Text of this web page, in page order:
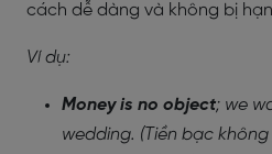
cách dễ dàng và không bị
Ví dụ:
Money is no object; we
wedding. (Tiền bạc